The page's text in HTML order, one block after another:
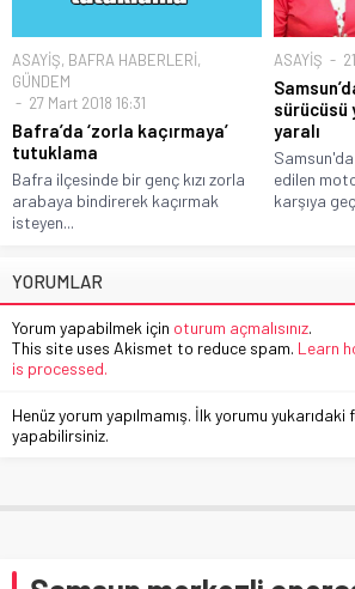
ASAYİŞ, BAFRA HABERLERİ,
GÜNDEM
27 Mart 2018 16:31
Bafra’da ‘zorla kaçırmaya’
tutuklama
Bafra ilçesinde bir genç kızı zorla
arabaya bindirerek kaçırmak
isteyen...
ASAYİŞ
sürücüsü
yaralı
edilen
karşıya
YORUMLAR
Yorum yapabilmek için oturum açmalısınız.
This site uses Akismet to reduce spam. Learn
is processed.
Henüz yorum yapılmamış. İlk yorumu yukarıdaki
yapabilirsiniz.